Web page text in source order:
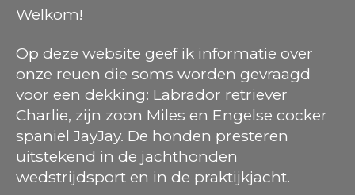
Welkom!
Op deze website geef ik informatie over
onze reuen die soms worden gevraagd
voor een dekking: Labrador retriever
Charlie, zijn zoon Miles en Engelse cocker
spaniel JayJay. De honden presteren
uitstekend in de jachthonden
wedstrijdsport en in de praktijkjacht.